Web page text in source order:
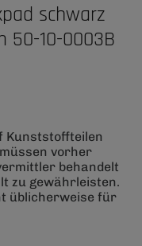
schwarz
50-10-0003B
Kunststoffteilen
vorher
behandelt
zu gewährleisten.
üblicherweise für